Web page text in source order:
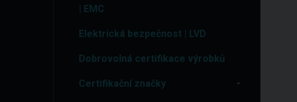
| EMC
Elektrická bezpečnost | LVD
Dobrovolná certifikace výrobků
Certifikační značky